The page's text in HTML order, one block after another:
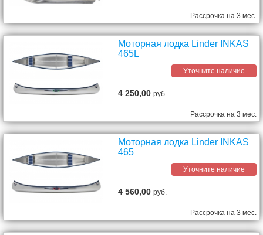
Рассрочка на 3 мес.
Моторная лодка Linder INKAS
465L
Уточните наличие
4 250,00руб.
Рассрочка на 3 мес.
Моторная лодка Linder INKAS
465
Уточните наличие
4 560,00руб.
Рассрочка на 3 мес.